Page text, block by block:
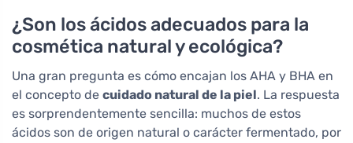
¿Son los ácidos adecuados para la
cosmética natural y ecológica?
Una gran pregunta es cómo encajan los AHA y BHA en
el concepto de cuidado natural de la piel. La respuesta
es sorprendentemente sencilla: muchos de estos
ácidos son de origen natural o carácter fermentado, por